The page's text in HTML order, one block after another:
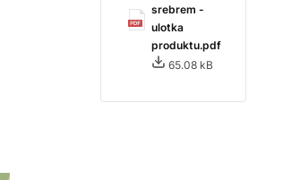
srebrem -
ulotka
produktu.pdf
65.08 kB